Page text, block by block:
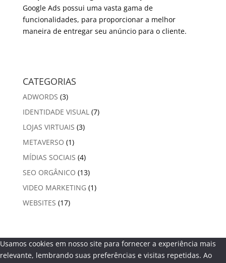
Google Ads possui uma vasta gama de
funcionalidades, para proporcionar a melhor
maneira de entregar seu anúncio para o cliente.
CATEGORIAS
ADWORDS (3)
IDENTIDADE VISUAL(7)
LOJAS VIRTUAIS (3)
METAVERSO (1)
MÍDIAS SOCIAIS (4)
SEO ORGÂNICO (13)
VIDEO MARKETING (1)
WEBSITES (17)
Usamos cookies em nosso site para fornecer a experiência mais
relevante, lembrando suas preferências e visitas repetidas. Ao